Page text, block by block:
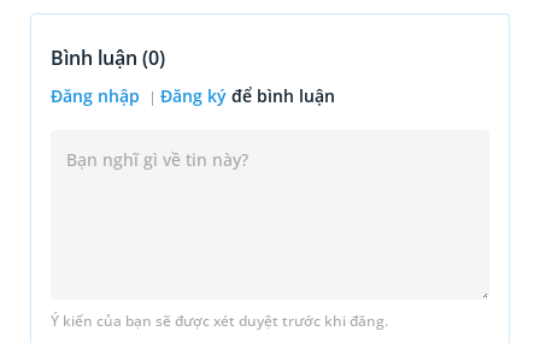
Bình luận (0)
Đăng nhập Đăng ký để bình luận
Ý kiến của bạn sẽ được xét duyệt trước khi đăng.